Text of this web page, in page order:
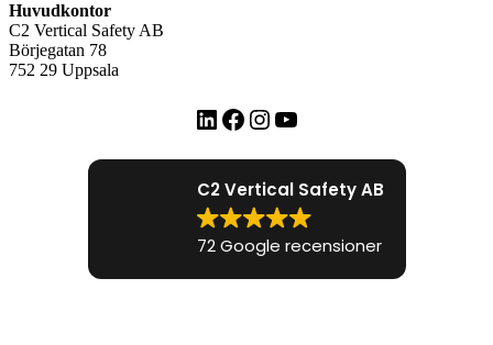
Huvudkontor
C2 Vertical Safety AB
Börjegatan 78
752 29 Uppsala
LinkedIn
Facebook
Instagram
YouTube
C2 Vertical Safety AB
72 Google recensioner